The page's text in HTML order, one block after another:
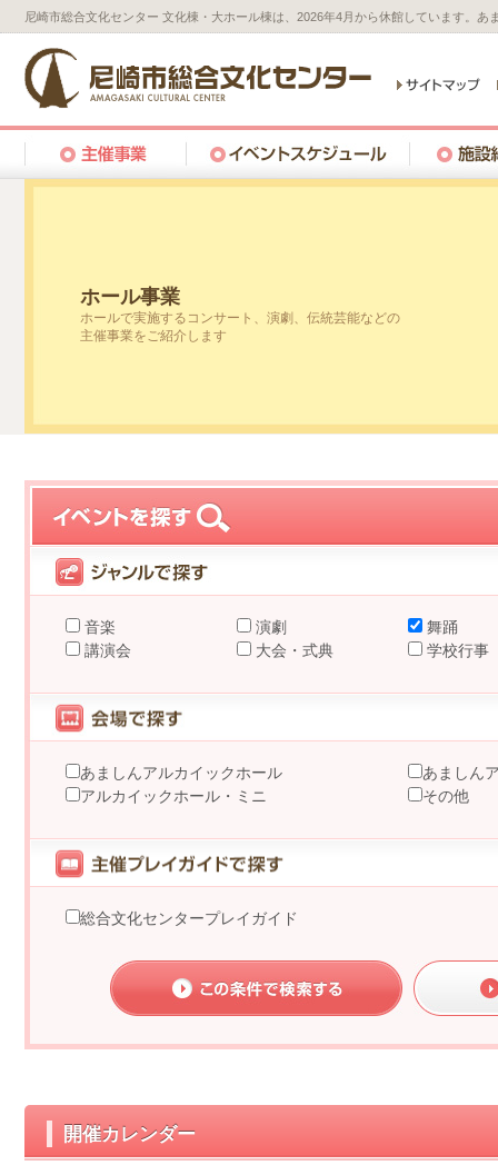
尼崎市総合文化センター 文化棟・大ホール棟は、2026年4月から休館しています。
ホール事業
ホールで実施するコンサート、演劇、伝統芸能などの
主催事業をご紹介します
音楽 演劇
舞踊
講演会
大会・式典 学校行事
あましんアルカイックホール
あましん
アルカイックホール・ミニ
その他
総合文化センタープレイガイド
開催カレンダー